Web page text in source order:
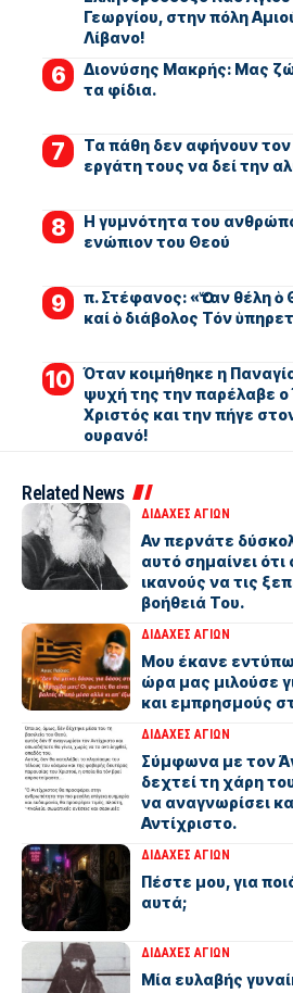
Γεωργίου, στην πόλη
Λίβανο!
Διονύσης Μακρής: Μας
τα φίδια.
Τα πάθη δεν αφήνουν τον
εργάτη τους να δεί την
Η γυμνότητα του
ενώπιον του Θεού
π. Στέφανος: «Ὅταν θέλη ὁ
καί ὁ διάβολος Τόν
Όταν κοιμήθηκε η
ψυχή της την παρέλαβε ο
Χριστός και την πήγε
ουρανό!
Related News
ΔΙΔΑΧΕΣ ΑΓΙΩΝ
Αν περνάτε
αυτό σημαίνει
ικανούς να τις
βοήθειά Του.
ΔΙΔΑΧΕΣ ΑΓΙΩΝ
Μου έκανε
ώρα μας μιλούσε
και εμπρησμούς
ΔΙΔΑΧΕΣ ΑΓΙΩΝ
Σύμφωνα με τον
δεχτεί τη χάρη
να αναγνωρίσει
Αντίχριστο.
ΔΙΔΑΧΕΣ ΑΓΙΩΝ
Πέστε μου, για
αυτά;
ΔΙΔΑΧΕΣ ΑΓΙΩΝ
Μία ευλαβής